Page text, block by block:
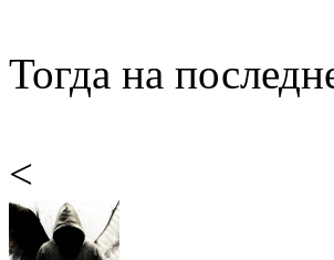
Тогда на
<